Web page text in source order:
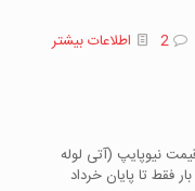
2 اطلاعات بیشتر
نیوپایپ (آتی لوله
بار فقط تا پایان خرداد